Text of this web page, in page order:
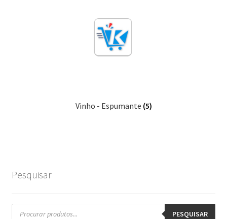
Vinho - Espumante (5)
Pesquisar
Pesquisar
produtos PESQUISAR